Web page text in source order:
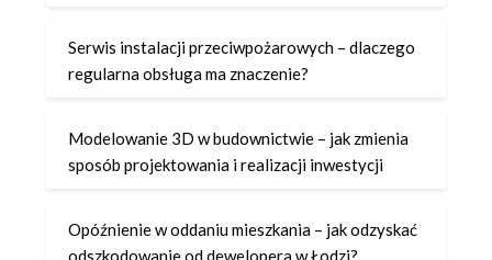
Serwis instalacji przeciwpożarowych – dlaczego
regularna obsługa ma znaczenie?
Modelowanie 3D w budownictwie – jak zmienia
sposób projektowania i realizacji inwestycji
Opóźnienie w oddaniu mieszkania – jak odzyskać
odszkodowanie od dewelopera w Łodzi?